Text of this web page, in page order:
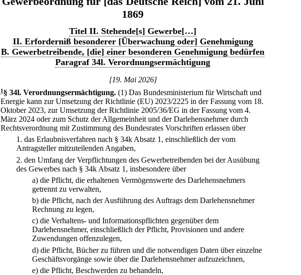
1869
Titel II. Stehende[s] Gewerbe[…]
II. Erforderniß besonderer [Überwachung oder] Genehmigung
B. Gewerbetreibende, [die] einer besonderen Genehmigung bedürfen
Paragraf 34l. Verordnungsermächtigung
[19. Mai 2026]
1 § 34l. Verordnungsermächtigung. (1) Das Bundesministerium für Wirtschaft und
Energie kann zur Umsetzung der Richtlinie (EU) 2023/2225 in der Fassung vom 18.
Oktober 2023, zur Umsetzung der Richtlinie 2005/36/EG in der Fassung vom 4.
März 2024 oder zum Schutz der Allgemeinheit und der Darlehensnehmer durch
Rechtsverordnung mit Zustimmung des Bundesrates Vorschriften erlassen über
1. das Erlaubnisverfahren nach § 34k Absatz 1, einschließlich der vom
Antragsteller mitzuteilenden Angaben,
2. den Umfang der Verpflichtungen des Gewerbetreibenden bei der Ausübung
des Gewerbes nach § 34k Absatz 1, insbesondere über
a) die Pflicht, die erhaltenen Vermögenswerte des Darlehensnehmers
getrennt zu verwalten,
b) die Pflicht, nach der Ausführung des Auftrags dem Darlehensnehmer
Rechnung zu legen,
c) die Verhaltens- und Informationspflichten gegenüber dem
Darlehensnehmer, einschließlich der Pflicht, Provisionen und andere
Zuwendungen offenzulegen,
d) die Pflicht, Bücher zu führen und die notwendigen Daten über einzelne
Geschäftsvorgänge sowie über die Darlehensnehmer aufzuzeichnen,
e) die Pflicht, Beschwerden zu behandeln,